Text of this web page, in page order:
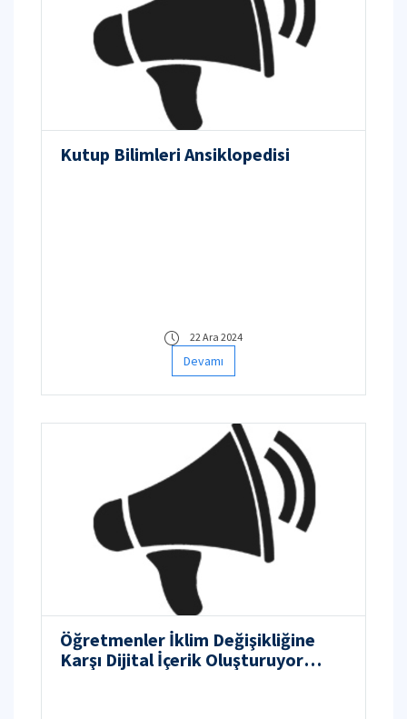
Kutup Bilimleri Ansiklopedisi
22 Ara 2024
Devamı
Öğretmenler İklim Değişikliğine
Karşı Dijital İçerik Oluşturuyor